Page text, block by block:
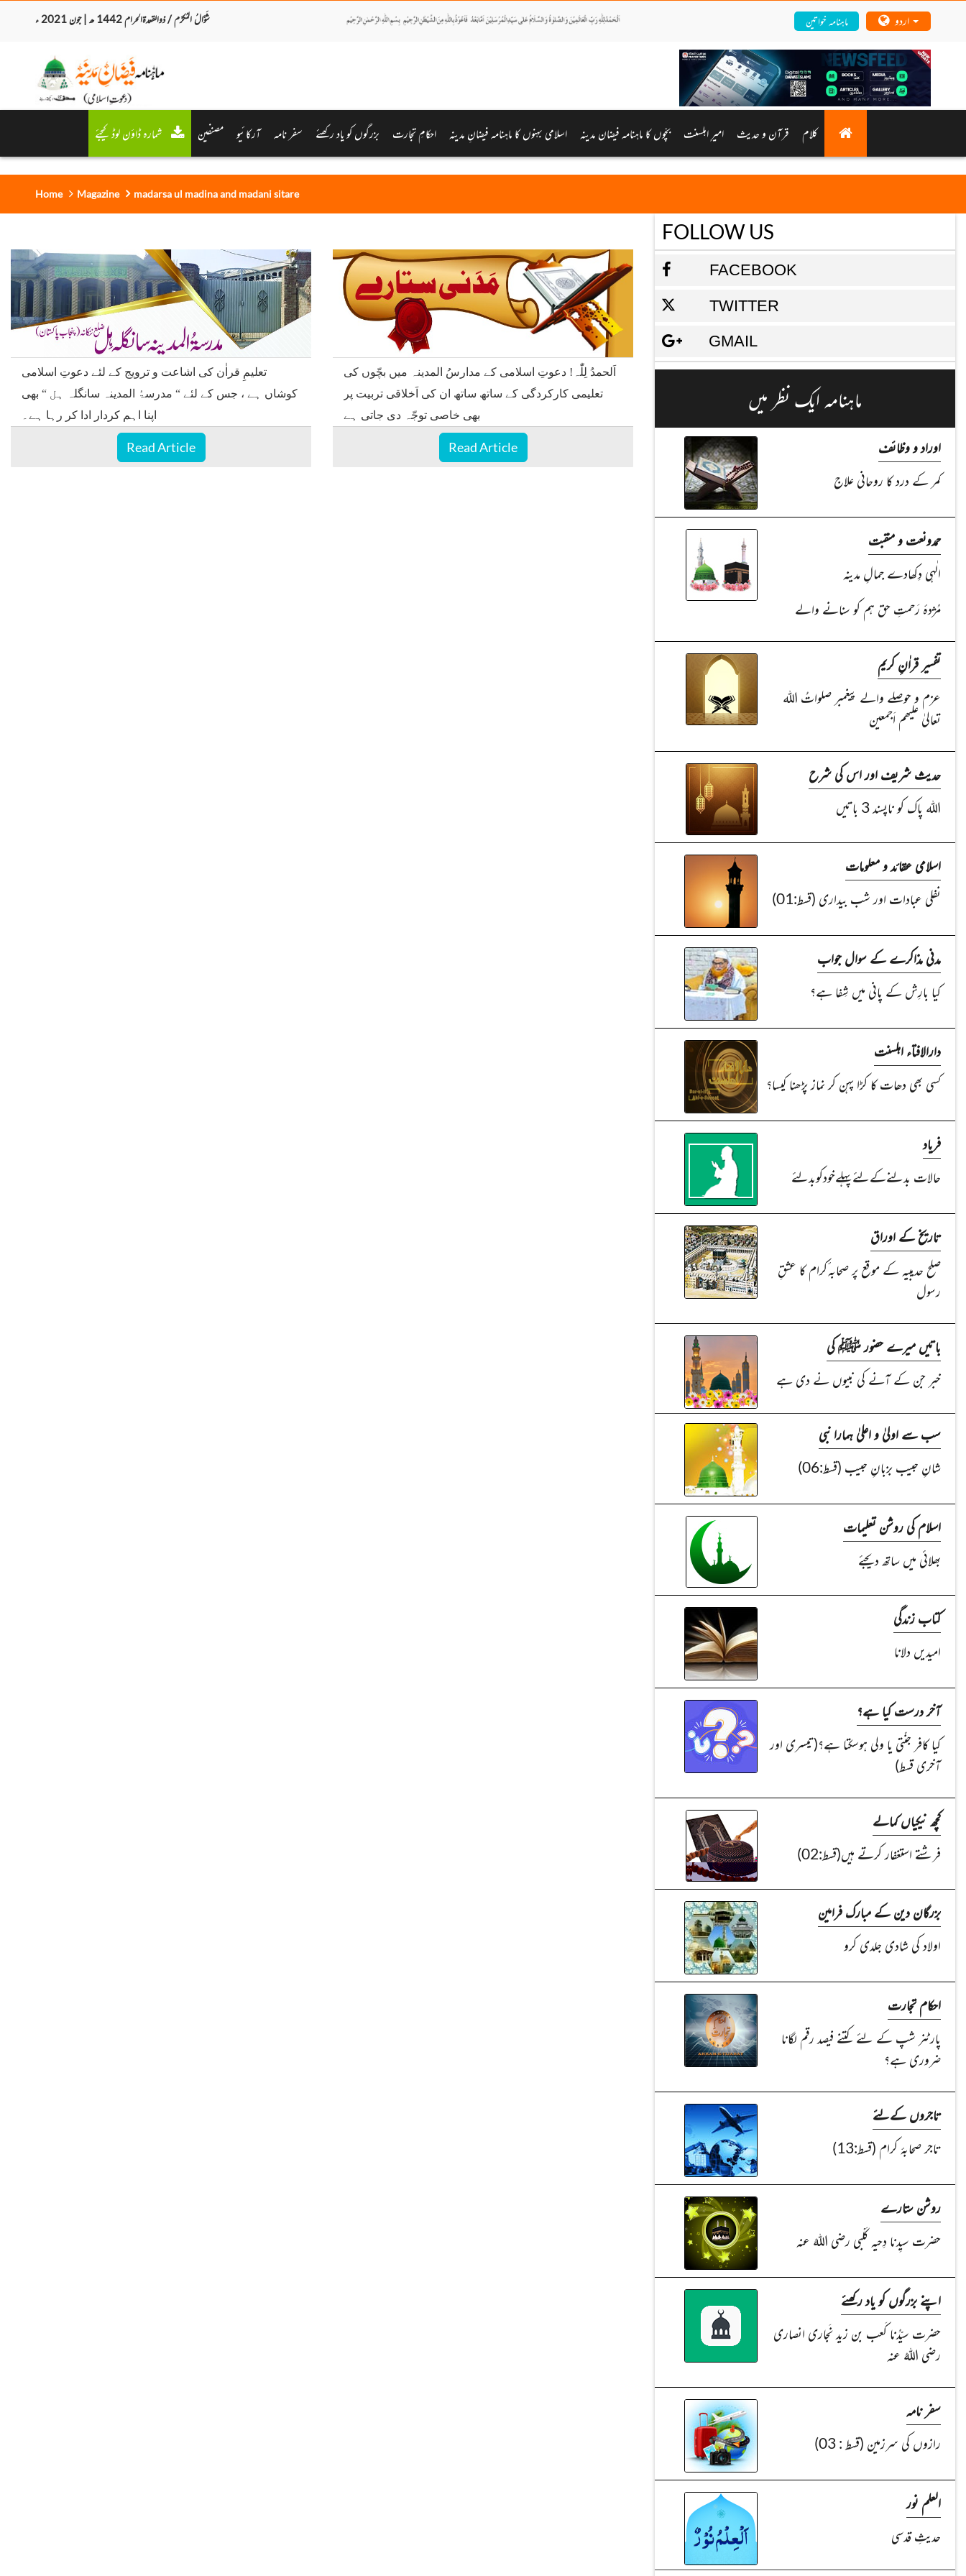
شَوَّالُ المُکرَّم / ذوالقعدۃالحرام 1442 ھ | جون 2021 ء ماہنامہ خواتین
کلام قرآن و حدیث امیرِ اہلسنت بچّوں کا ماہنامہ فیضان مدینہ اسلامی بہنوں کا ماہنامہ فیضانِ مدینہ احکامِ تجارت بزرگوں کو یاد رکھئے سفر نامہ آرکائیو مصنفین شمارہ ڈاؤن لوڈ کیجئے
Home Magazine madarsa ul madina and madani sitare
تعلیمِ قراٰن کی اشاعت و ترویج کے لئے دعوتِ اسلامی
کوشاں ہے ، جس کے لئے “ مدرسۃُ المدینہ سانگلہ ہل “ بھی
اپنا اہم کردار ادا کر رہا ہے۔
Read Article
اَلحمدُ لِلّٰہ! دعوتِ اسلامی کے مدارسُ المدینہ میں بچّوں کی
تعلیمی کارکردگی کے ساتھ ساتھ ان کی اَخلاقی تربیت پر
بھی خاصی توجّہ دی جاتی ہے
Read Article
FOLLOW US
FACEBOOK
TWITTER
GMAIL
ماہنامہ ایک نظر میں
اوراد و وظائف
کمر کے درد کا روحانی علاج
حمدونعت و منقبت
الٰہی دِکھادے جمالِ مدینہ
مُژدۂ رَحمتِ حق ہم کو سنانے والے
تفسیر قراٰنِ کریم
عزم و حوصلے والے پیغمبر صلواتُ اللہ
تعالیٰ علیھم اَجمعین
حدیث شریف اور اس کی شرح
اللہ پاک کو ناپسند 3 باتیں
اسلامی عقائد و معلومات
نفلی عبادات اور شب بیداری (قسط:01)
مدنی مذاکرے کے سوال جواب
کیا بارِش کے پانی میں شِفا ہے؟
دارالافتاء اہلسنت
کسی بھی دھات کا کڑا پہن کر نماز پڑھنا کیسا؟
فریاد
حالات بدلنےکےلئےپہلےخودکوبدلئے
تاریخ کے اوراق
صلح حدیبیہ کے موقع پر صحابہ ٔکرام کا عشقِ
رسول
باتیں میرے حضور ﷺ کی
خبر جن کے آنے کی نبیوں نے دی ہے
سب سے اولیٰ و اعلیٰ ہمارا نبی
شانِ حبیب بزبانِ حبیب (قسط:06)
اسلام کی روشن تعلیمات
بھلائی میں ساتھ دیجئے
کتاب زندگی
امیدیں دلانا
آخر درست کیا ہے؟
کیا کافر جنّتی یا ولی ہوسکتا ہے؟(تیسری اور
آخری قسط)
کچھ نیکیاں کمالے
فرشتے استغفار کرتے ہیں(قسط:02)
بزرگان دین کے مبارک فرامین
اولاد کی شادی جلدی کرو
احکام تجارت
پارٹنر شپ کے لئے کتنے فیصد رقم لگانا
ضروری ہے؟
تاجروں کےلئے
تاجر صحابۂ کرام (قسط:13)
روشن ستارے
حضرت سیِدنا دِحیہ کَلْبی رضی اللہُ عنہ
اپنے بزرگوں کو یاد رکھئے
حضرت سیّدُنا کَعب بن زید نَجاری انصاری
رضی اللہُ عنہ
سفر نامہ
رازوں کی سرزمین (قسط : 03)
العلم نور
حدیثِ قدسی